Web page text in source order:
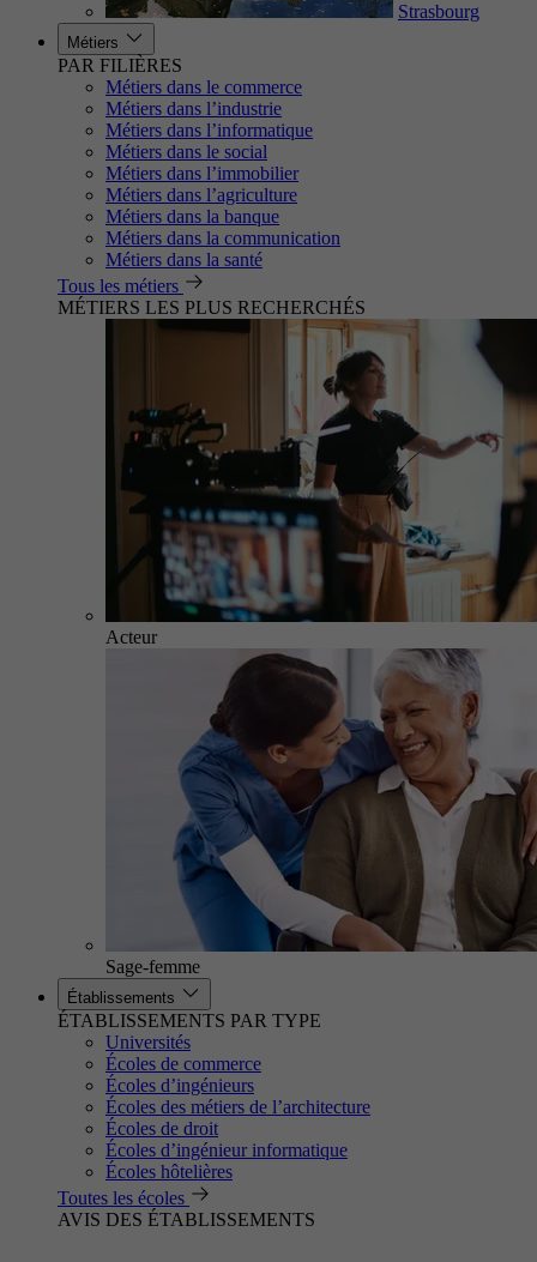
Strasbourg
Métiers
PAR FILIÈRES
Métiers dans le commerce
Métiers dans l’industrie
Métiers dans l’informatique
Métiers dans le social
Métiers dans l’immobilier
Métiers dans l’agriculture
Métiers dans la banque
Métiers dans la communication
Métiers dans la santé
Tous les métiers
MÉTIERS LES PLUS RECHERCHÉS
Acteur
Sage-femme
Établissements
ÉTABLISSEMENTS PAR TYPE
Universités
Écoles de commerce
Écoles d’ingénieurs
Écoles des métiers de l’architecture
Écoles de droit
Écoles d’ingénieur informatique
Écoles hôtelières
Toutes les écoles
AVIS DES ÉTABLISSEMENTS